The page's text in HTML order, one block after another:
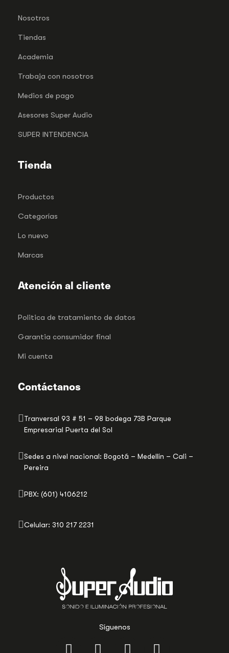
Síguenos
Nosotros
Tiendas
Academia
Trabaja con nosotros
Medios de pago
Asesores Super Audio
SUPER INTENDENCIA
Tienda
Productos
Categorías
Lo nuevo
Marcas
Atención al cliente
Politica de tratamiento de datos
Garantia consumidor final
Mi cuenta
Contáctanos
Tranversal 93 # 51 – 98 bodega 73B Parque
Empresarial Puerta del Sol
Sedes a nivel nacional: Bogotá – Medellín – Cali –
Pereira
PBX: (601) 4106212
Celular: 310 217 2231